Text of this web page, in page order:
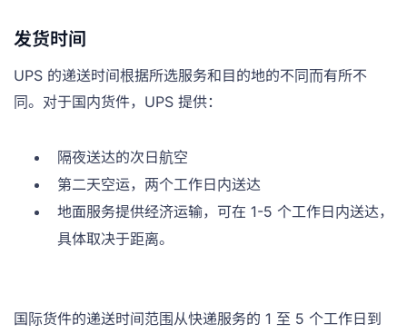
发货时间
UPS 的递送时间根据所选服务和目的地的不同而有所不
同。对于国内货件，UPS 提供：
隔夜送达的次日航空
第二天空运，两个工作日内送达
地面服务提供经济运输，可在 1-5 个工作日内送达，
具体取决于距离。
国际货件的递送时间范围从快递服务的 1 至 5 个工作日到